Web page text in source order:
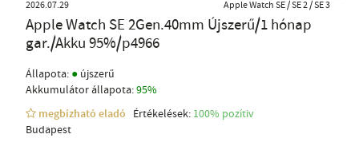
2026.07.29
Apple Watch SE / SE 2 / SE 3
Apple Watch SE 2Gen.40mm Újszerű/1 hónap
gar./Akku 95%/p4966
Állapota: ● újszerű
Akkumulátor állapota:95%
megbízható eladó
Értékelések: 100% pozítiv
Budapest